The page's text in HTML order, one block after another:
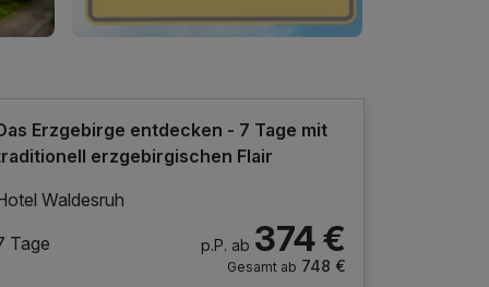
Erzgebirge entdecken - 7 Tage mit
erzgebirgischen Flair
Waldesruh
Tage
p.P. ab 374 €
Gesamt ab 748 €